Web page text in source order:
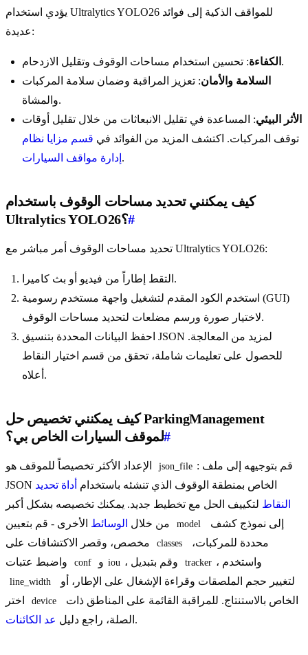
يؤدي استخدام Ultralytics YOLO26 للمواقف الذكية إلى فوائد
عديدة:
الكفاءة : تحسين استخدام مساحات الوقوف وتقليل الازدحام.
السلامة والأمان: تعزيز المراقبة وضمان سلامة المركبات
والمشاة.
الأثر البيئي: المساعدة في تقليل الانبعاثات من خلال تقليل أوقات
توقف المركبات. اكتشف المزيد من الفوائد في قسم مزايا نظام
إدارة مواقف السيارات .
كيف يمكنني تحديد مساحات الوقوف باستخدام
Ultralytics YOLO26؟#
تحديد مساحات الوقوف أمر مباشر مع Ultralytics YOLO26:
التقط إطاراً من فيديو أو بث كاميرا.
استخدم الكود المقدم لتشغيل واجهة مستخدم رسومية (GUI)
لاختيار صورة ورسم مضلعات لتحديد مساحات الوقوف.
احفظ البيانات المحددة بتنسيق JSON لمزيد من المعالجة.
للحصول على تعليمات شاملة، تحقق من قسم اختيار النقاط
أعلاه.
كيف يمكنني تخصيص حل ParkingManagement
لموقف السيارات الخاص بي؟#
json_file : قم بتوجيهه إلى ملف
JSON الخاص بمنطقة الوقوف الذي تنشئه باستخدام أداة تحديد
النقاط لتكييف الحل مع تخطيط جديد. يمكنك تخصيصه بشكل أكبر
من خلال الوسائط model
classes
conf و iou tracker ، واستخدم
line_width
device
الصلة، راجع دليل عد الكائنات .